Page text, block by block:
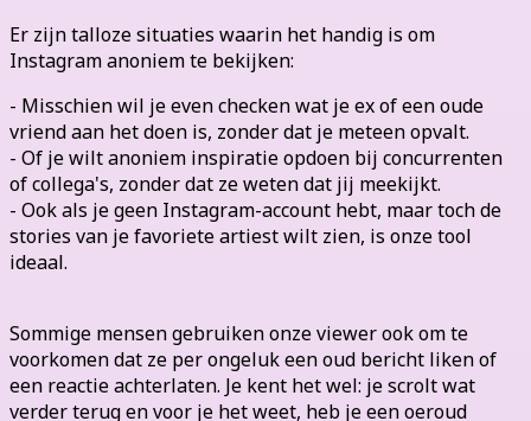
Er zijn talloze situaties waarin het handig is om
Instagram anoniem te bekijken:
- Misschien wil je even checken wat je ex of een oude
vriend aan het doen is, zonder dat je meteen opvalt.
- Of je wilt anoniem inspiratie opdoen bij concurrenten
of collega's, zonder dat ze weten dat jij meekijkt.
- Ook als je geen Instagram-account hebt, maar toch de
stories van je favoriete artiest wilt zien, is onze tool
ideaal.
Sommige mensen gebruiken onze viewer ook om te
voorkomen dat ze per ongeluk een oud bericht liken of
een reactie achterlaten. Je kent het wel: je scrolt wat
verder terug en voor je het weet, heb je een oeroud